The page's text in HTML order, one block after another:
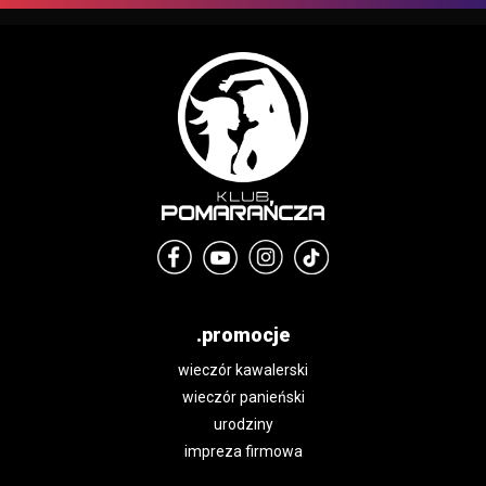
.promocje
wieczór kawalerski
wieczór panieński
urodziny
impreza firmowa